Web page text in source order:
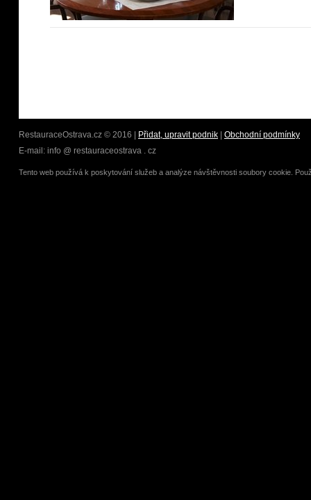
RestauraceOstrava.cz © 2016 | Přidat, upravit podnik
Obchodní podmínky
E-mail: info @ restauraceostrava . cz
Tento web používá k poskytování služeb a analýze návštěvnosti soubory cookie.